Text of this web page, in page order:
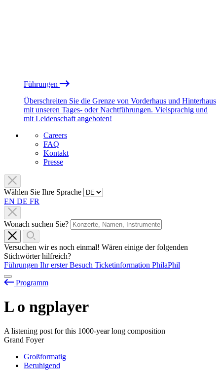
Führungen
Überschreiten Sie die Grenze von Vorderhaus und Hinterhaus
mit unseren Tages- oder Nachtführungen. Vielsprachig und
mit Leidenschaft angeboten!
Careers
FAQ
Kontakt
Presse
Wählen Sie Ihre Sprache
EN DE FR
Wonach suchen Sie?
Versuchen wir es noch einmal! Wären einige der folgenden
Stichwörter hilfreich?
Führungen Ihr erster Besuch Ticketinformation PhilaPhil
Programm
L o ngplayer
A listening post for this 1000-year long composition
Grand Foyer
Großformatig
Beruhigend